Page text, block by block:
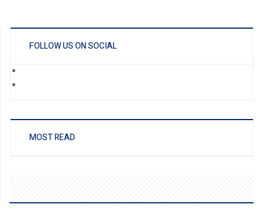
FOLLOW US ON SOCIAL
MOST READ